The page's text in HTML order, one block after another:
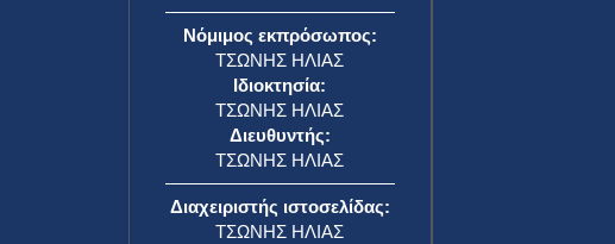
Νόμιμος εκπρόσωπος:
ΤΣΩΝΗΣ ΗΛΙΑΣ
Ιδιοκτησία:
ΤΣΩΝΗΣ ΗΛΙΑΣ
Διευθυντής:
ΤΣΩΝΗΣ ΗΛΙΑΣ
Διαχειριστής ιστοσελίδας:
ΤΣΩΝΗΣ ΗΛΙΑΣ